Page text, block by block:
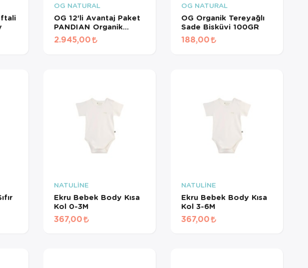
OG NATURAL
OG 12'li Avantaj Paket
PANDIAN Organik
Çocuk Çikolatası 35GR
2.945,00
OG NATURAL
OG Organik Tereyağlı
Sade Bisküvi 100GR
188,00
NATULİNE
Ekru Bebek Body Kısa
Kol 0-3M
367,00
NATULİNE
Ekru Bebek Body Kısa
Kol 3-6M
367,00